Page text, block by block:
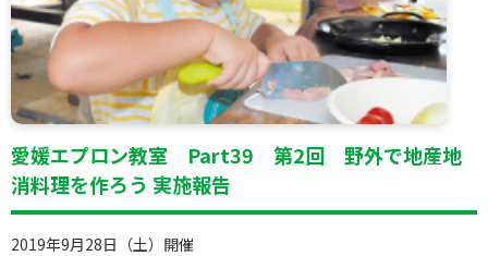
愛媛エプロン教室 Part39 第2回 野外で地産地
消料理を作ろう 実施報告
2019年9月28日（土）開催